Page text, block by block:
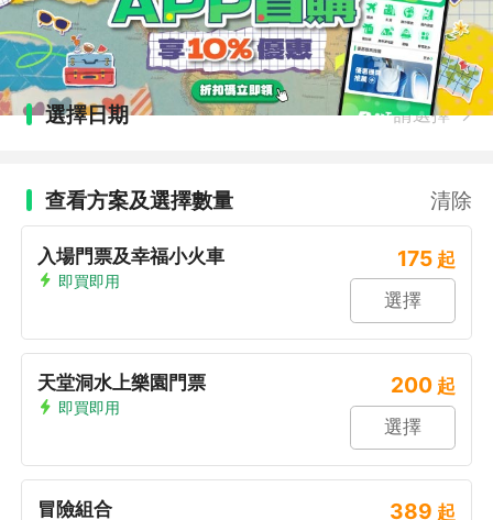
選擇日期 請選擇
查看方案及選擇數量 清除
入場門票及幸福小火車
即買即用
175 起
選擇
天堂洞水上樂園門票
即買即用
200 起
選擇
冒險組合 389 起